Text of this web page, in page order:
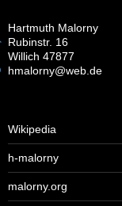
Hartmuth Malorny
Rubinstr. 16
Willich 47877
hmalorny@web.de
Wikipedia
h-malorny
malorny.org